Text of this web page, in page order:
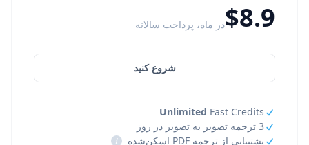
$8.9در ماه، پرداخت سالانه
شروع کنید
Unlimited Fast Credits
3 ترجمه تصویر به تصویر در روز
پشتیبانی از ترجمه PDF اسکن‌شده
i